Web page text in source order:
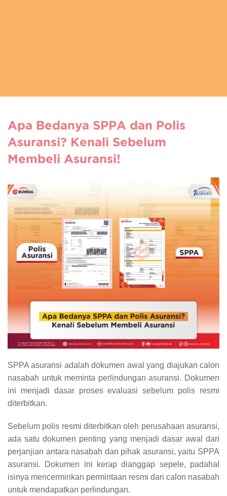
Apa Bedanya SPPA dan Polis
Asuransi? Kenali Sebelum
Membeli Asuransi!
SPPA asuransi adalah dokumen awal yang diajukan calon
nasabah untuk meminta perlindungan asuransi. Dokumen
ini menjadi dasar proses evaluasi sebelum polis resmi
diterbitkan.
Sebelum polis resmi diterbitkan oleh perusahaan asuransi,
ada satu dokumen penting yang menjadi dasar awal dari
perjanjian antara nasabah dan pihak asuransi, yaitu SPPA
asuransi. Dokumen ini kerap dianggap sepele, padahal
isinya mencerminkan permintaan resmi dari calon nasabah
untuk mendapatkan perlindungan.